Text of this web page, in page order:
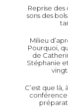
Reprise des
sons des
Milieu
Pourquoi,
de
Stéphanie
C’est que